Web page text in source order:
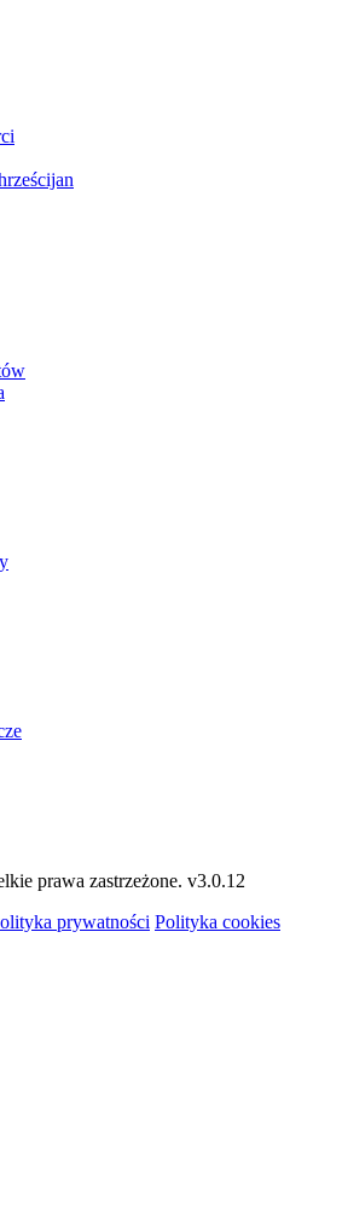
prawa zastrzeżone. v3.0.12
prywatności Polityka cookies